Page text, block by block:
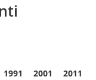
1991 2001 2011